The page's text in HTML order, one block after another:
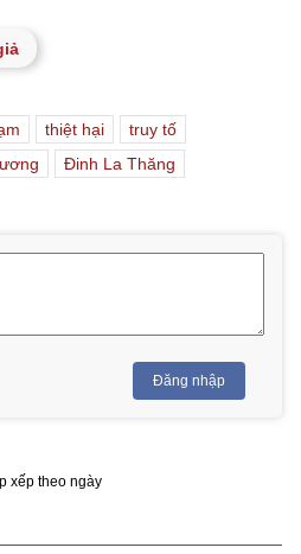
thiệt hại
truy tố
Đinh La Thăng
Đăng nhập
xếp theo ngày